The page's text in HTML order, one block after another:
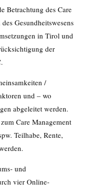
Betrachtung des Care
Gesundheitswesens
in Tirol und
der
/
und – wo
abgeleitet werden.
Care Management
Teilhabe, Rente,
und
vier Online-